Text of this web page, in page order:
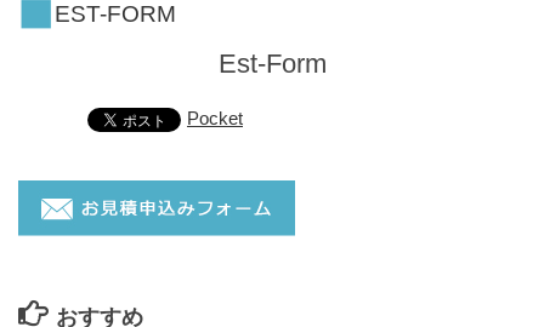
EST-FORM
Est-Form
Pocket
おすすめ